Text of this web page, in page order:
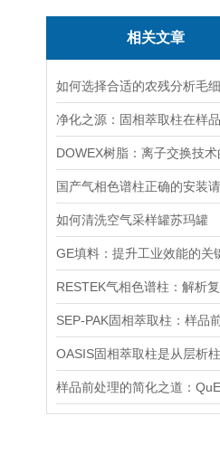
相关文章
如何清洗空气采样罐苏玛罐
GE填料：提升工业效能的关